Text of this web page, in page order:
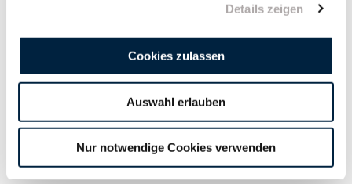
Details zeigen
Cookies zulassen
Auswahl erlauben
Nur notwendige Cookies verwenden
8. Le lieu de juridiction est le siège social de KATIMEX, dans la
mesure où la loi le permet. Le droit allemand est exclusivement
Version : Mai 2019